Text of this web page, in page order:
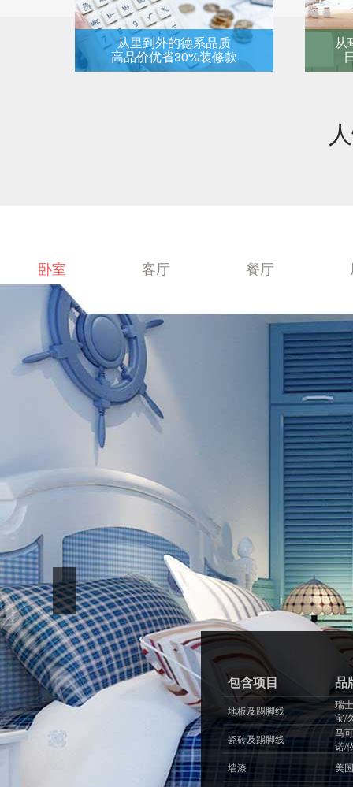
从里到外的德系品质
高品价优省30%装修款
从
卧室 客厅 餐厅
包含项目 品
地板及踢脚线
瑞
宝/
瓷砖及踢脚线
马
诺/
墙漆
美